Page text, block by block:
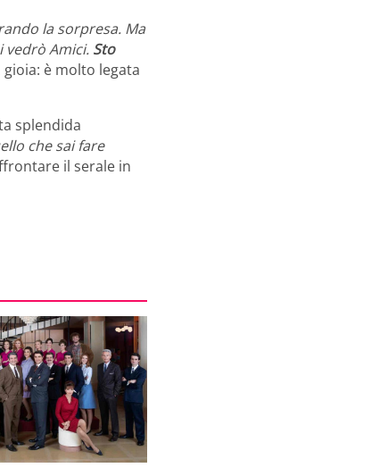
la sorpresa. Ma
vedrò Amici. Sto
gioia: è molto legata
splendida
che sai fare
il serale in